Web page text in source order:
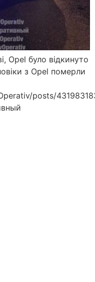
Opel було відкинуто
з Opel померли
posts/